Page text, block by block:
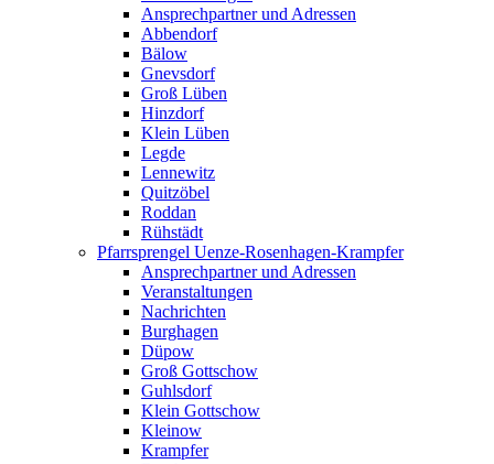
Ansprechpartner und Adressen
Abbendorf
Bälow
Gnevsdorf
Groß Lüben
Hinzdorf
Klein Lüben
Legde
Lennewitz
Quitzöbel
Roddan
Rühstädt
Pfarrsprengel Uenze-Rosenhagen-Krampfer
Ansprechpartner und Adressen
Veranstaltungen
Nachrichten
Burghagen
Düpow
Groß Gottschow
Guhlsdorf
Klein Gottschow
Kleinow
Krampfer